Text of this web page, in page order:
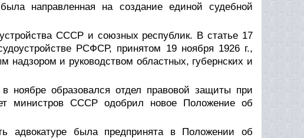
направленная на создание единой судебной
СССР и союзных республик. В статье 17
РСФСР, принятом 19 ноября 1926 г.,
надзором и руководством областных, губернских и
ноябре образовался отдел правовой защиты при
министров СССР одобрил новое Положение об
адвокатуре была предпринята в Положении об